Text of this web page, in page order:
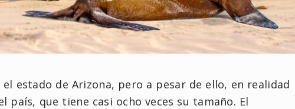
el estado de Arizona, pero a pesar de ello, en realidad
país, que tiene casi ocho veces su tamaño. El